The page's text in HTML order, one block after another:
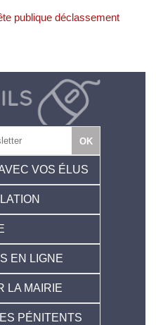
publique déclassement
VOS ÉLUS
EN LIGNE
LA MAIRIE
PÉNITENTS